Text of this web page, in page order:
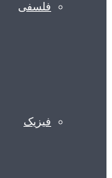
فلسفی
فیزیک